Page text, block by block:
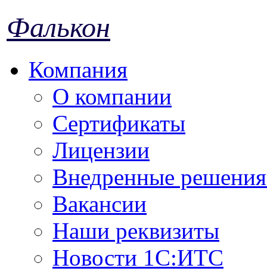
Фалькон
Компания
О компании
Сертификаты
Лицензии
Внедренные
Вакансии
Наши реквизиты
Новости 1С:ИТС